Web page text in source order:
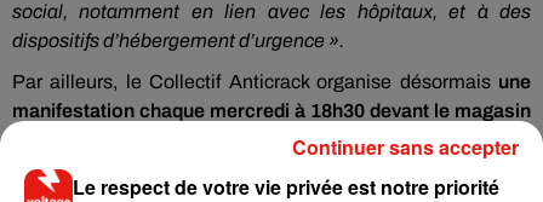
social, notamment en lien avec les hôpitaux, et à des
dispositifs d’hébergement d’urgence ».
Par ailleurs, le Collectif Anticrack organise désormais une
manifestation chaque mercredi à 18h30 devant le magasin
Darty, rue Emile Reynaud, à La Villette.
Le respect de votre vie privée est notre priorité
Continuer sans accepter